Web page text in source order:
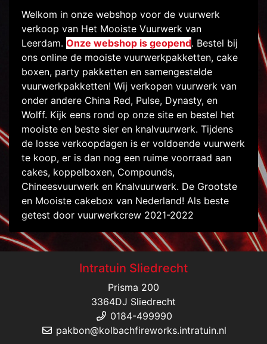
Welkom in onze webshop voor de vuurwerk
verkoop van Het Mooiste Vuurwerk van
Leerdam. Onze webshop is geopend. Bestel bij
ons online de mooiste vuurwerkpakketten, cake
boxen, party pakketten en samengestelde
vuurwerkpakketten! Wij verkopen vuurwerk van
onder andere China Red, Pulse, Dynasty, en
Wolff. Kijk eens rond op onze site en bestel het
mooiste en beste sier en knalvuurwerk. Tijdens
de losse verkoopdagen is er voldoende vuurwerk
te koop, er is dan nog een ruime voorraad aan
cakes, koppelboxen, Compounds,
Chineesvuurwerk en Knalvuurwerk. De Grootste
en Mooiste cakebox van Nederland! Als beste
getest door vuurwerkcrew 2021-2022
Intratuin Sliedrecht
Prisma 200
3364DJ Sliedrecht
0184-499990
pakbon@kolbachfireworks.intratuin.nl